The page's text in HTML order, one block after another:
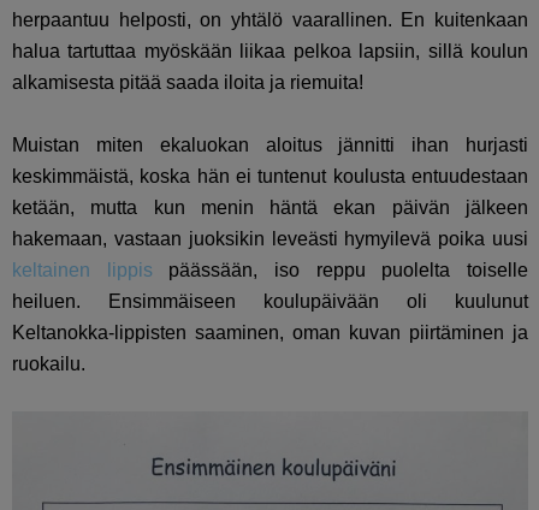
herpaantuu helposti, on yhtälö vaarallinen. En kuitenkaan
halua tartuttaa myöskään liikaa pelkoa lapsiin, sillä koulun
alkamisesta pitää saada iloita ja riemuita!
Muistan miten ekaluokan aloitus jännitti ihan hurjasti
keskimmäistä, koska hän ei tuntenut koulusta entuudestaan
ketään, mutta kun menin häntä ekan päivän jälkeen
hakemaan, vastaan juoksikin leveästi hymyilevä poika uusi
keltainen lippis päässään, iso reppu puolelta toiselle
heiluen. Ensimmäiseen koulupäivään oli kuulunut
Keltanokka-lippisten saaminen, oman kuvan piirtäminen ja
ruokailu.